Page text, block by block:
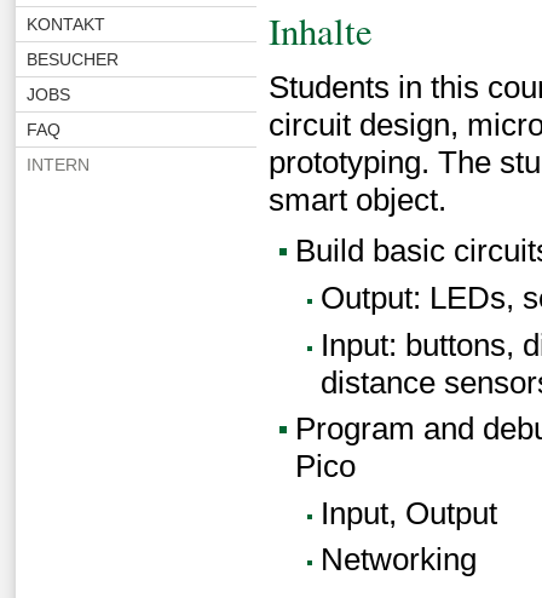
KONTAKT
BESUCHER
JOBS
FAQ
INTERN
Inhalte
Students in this
circuit design,
prototyping. The
smart object.
Build basic
Output: LEDs,
Input: buttons,
distance
Program and
Pico
Input, Output
Networking